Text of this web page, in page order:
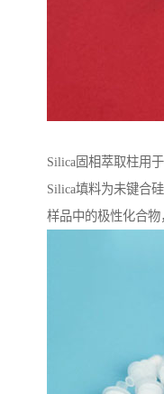
Silica固相萃取柱用
Silica填料为未键合
样品中的极性化合物